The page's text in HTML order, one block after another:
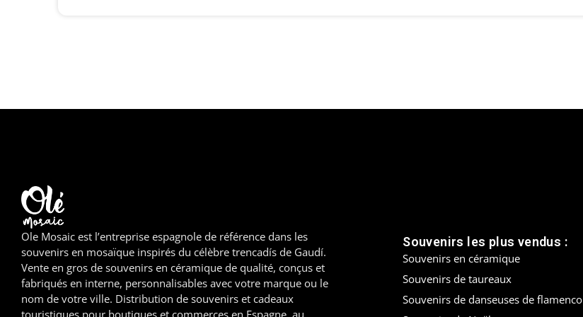
Ole Mosaic est l’entreprise espagnole de référence dans les
souvenirs en mosaïque inspirés du célèbre trencadís de Gaudí.
Vente en gros de souvenirs en céramique de qualité, conçus et
fabriqués en interne, personnalisables avec votre marque ou le
nom de votre ville. Distribution de souvenirs et cadeaux
touristiques pour boutiques et commerces en Espagne, au
Souvenirs les plus vendus :
Souvenirs en céramique
Souvenirs de taureaux
Souvenirs de danseuses de flamenco